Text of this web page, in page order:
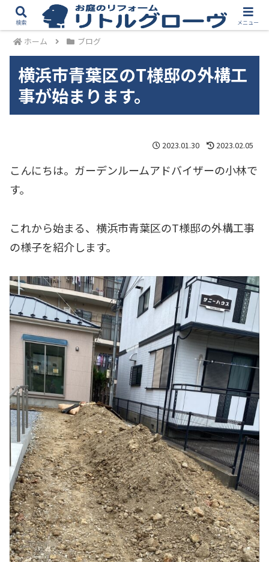
ホーム ブログ
横浜市青葉区のT様邸の外構工
事が始まります。
2023.01.30 2023.02.05
こんにちは。ガーデンルームアドバイザーの小林で
す。
これから始まる、横浜市青葉区のT様邸の外構工事
の様子を紹介します。
検索 メニュー